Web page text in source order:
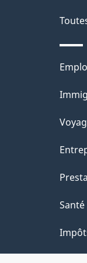
t
r
o
a
t
i
o
n
s
u
et
Santé